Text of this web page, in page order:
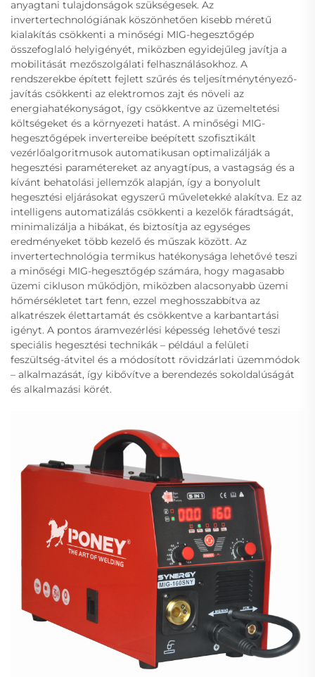
anyagtani tulajdonságok szükségesek. Az
invertertechnológiának köszönhetően kisebb méretű
kialakítás csökkenti a minőségi MIG-hegesztőgép
összefoglaló helyigényét, miközben egyidejűleg javítja a
mobilitását mezőszolgálati felhasználásokhoz. A
rendszerekbe épített fejlett szűrés és teljesítménytényező-
javítás csökkenti az elektromos zajt és növeli az
energiahatékonyságot, így csökkentve az üzemeltetési
költségeket és a környezeti hatást. A minőségi MIG-
hegesztőgépek invertereibe beépített szofisztikált
vezérlőalgoritmusok automatikusan optimalizálják a
hegesztési paramétereket az anyagtípus, a vastagság és a
kívánt behatolási jellemzők alapján, így a bonyolult
hegesztési eljárásokat egyszerű műveletekké alakítva. Ez az
intelligens automatizálás csökkenti a kezelők fáradtságát,
minimalizálja a hibákat, és biztosítja az egységes
eredményeket több kezelő és műszak között. Az
invertertechnológia termikus hatékonysága lehetővé teszi
a minőségi MIG-hegesztőgép számára, hogy magasabb
üzemi cikluson működjön, miközben alacsonyabb üzemi
hőmérsékletet tart fenn, ezzel meghosszabbítva az
alkatrészek élettartamát és csökkentve a karbantartási
igényt. A pontos áramvezérlési képesség lehetővé teszi
speciális hegesztési technikák – például a felületi
feszültség-átvitel és a módosított rövidzárlati üzemmódok
– alkalmazását, így kibővítve a berendezés sokoldalúságát
és alkalmazási körét.